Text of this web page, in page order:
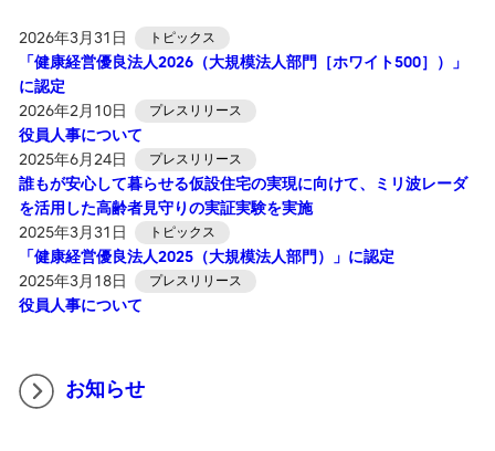
2026年3月31日 トピックス
「健康経営優良法人2026（大規模法人部門［ホワイト500］）」
に認定
2026年2月10日
プレスリリース
役員人事について
2025年6月24日
プレスリリース
誰もが安心して暮らせる仮設住宅の実現に向けて、ミリ波レーダ
を活用した高齢者見守りの実証実験を実施
2025年3月31日
トピックス
「健康経営優良法人2025（大規模法人部門）」に認定
2025年3月18日
プレスリリース
役員人事について
お知らせ